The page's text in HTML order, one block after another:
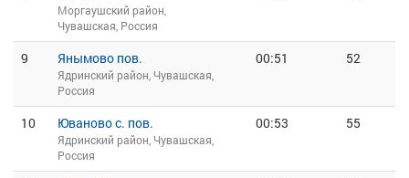
Моргаушский район,
Чувашская, Россия
9 Янымово пов.
Ядринский район, Чувашская,
Россия
00:51 52
10 Юваново с. пов.
Ядринский район, Чувашская,
Россия
00:53 55